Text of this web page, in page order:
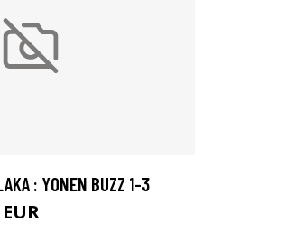
: YONEN BUZZ 1-3